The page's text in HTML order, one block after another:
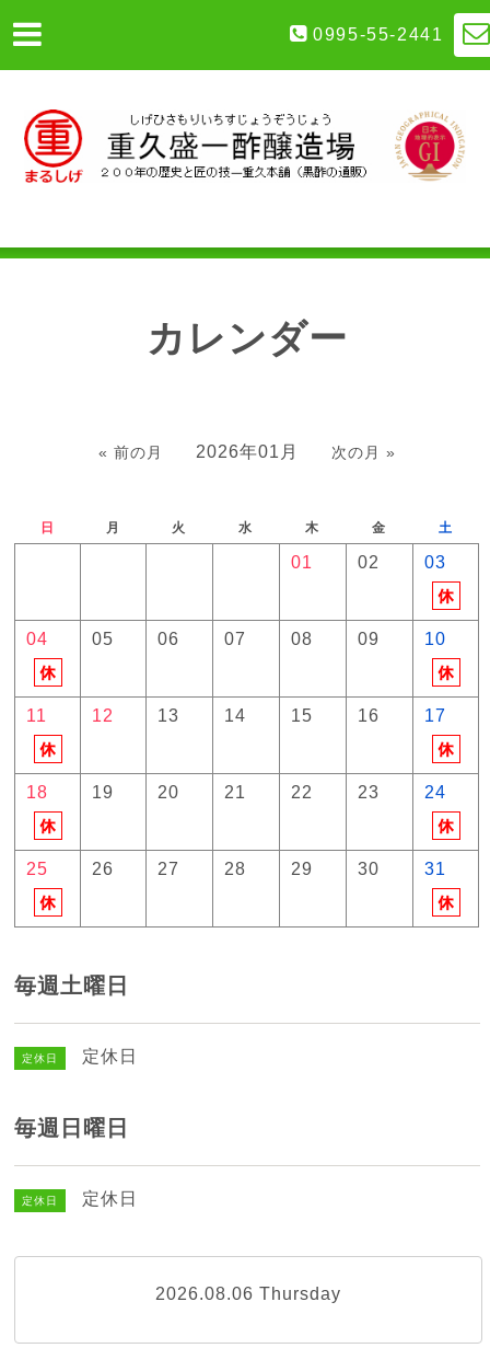
0995-55-2441
カレンダー
« 前の月 2026年01月 次の月 »
日 月 火 水 木 金 土
01 02 03
04 05 06 07 08 09 10
11 12 13 14 15 16 17
18 19 20 21 22 23 24
25 26 27 28 29 30 31
毎週土曜日
定休日 定休日
毎週日曜日
定休日 定休日
2026.08.06 Thursday